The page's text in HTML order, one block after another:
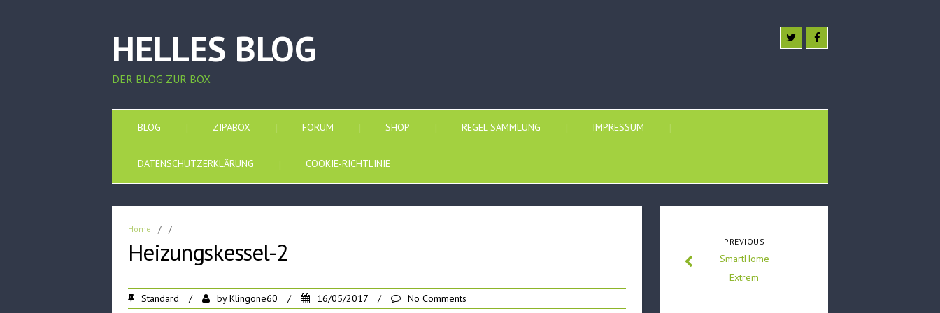
HELLES BLOG
DER BLOG ZUR BOX
BLOG ZIPABOX FORUM SHOP REGEL SAMMLUNG IMPRESSUM
DATENSCHUTZERKLÄRUNG COOKIE-RICHTLINIE
Home / /
Heizungskessel-2
Standard / byKlingone60 / 16/05/2017 / No Comments
PREVIOUS
SmartHome
Extrem